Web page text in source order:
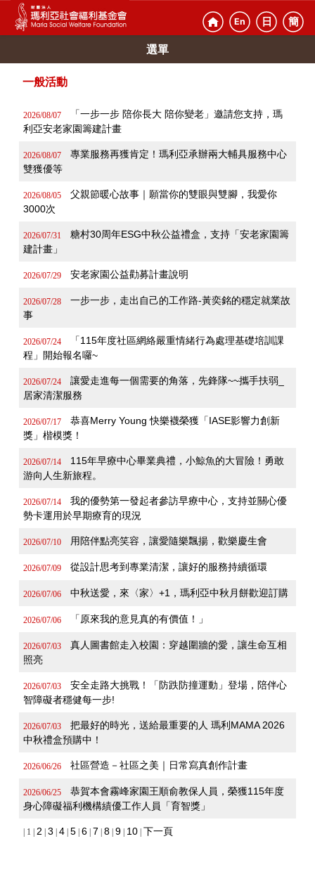
En 日 簡
選單
一般活動
2026/08/07
「一步一步 陪你長大 陪你變老」邀請您支持，瑪
利亞安老家園籌建計畫
2026/08/07
專業服務再獲肯定！瑪利亞承辦兩大輔具服務中心
雙獲優等
2026/08/05
父親節暖心故事｜願當你的雙眼與雙腳，我愛你
3000次
2026/07/31
糖村30周年ESG中秋公益禮盒，支持「安老家園籌
建計畫」
2026/07/29 安老家園公益勸募計畫說明
2026/07/28
一步一步，走出自己的工作路-黃奕銘的穩定就業故
事
2026/07/24
「115年度社區網絡嚴重情緒行為處理基礎培訓課
程」開始報名囉~
2026/07/24
讓愛走進每一個需要的角落，先鋒隊~~攜手扶弱_
居家清潔服務
2026/07/17
恭喜Merry Young 快樂襪榮獲「IASE影響力創新
獎」楷模獎！
2026/07/14
115年早療中心畢業典禮，小鯨魚的大冒險！勇敢
游向人生新旅程。
2026/07/14
我的優勢第一發起者參訪早療中心，支持並關心優
勢卡運用於早期療育的現況
2026/07/10 用陪伴點亮笑容，讓愛隨樂飄揚，歡樂慶生會
2026/07/09 從設計思考到專業清潔，讓好的服務持續循環
2026/07/06 中秋送愛，來〈家〉+1，瑪利亞中秋月餅歡迎訂購
2026/07/06 「原來我的意見真的有價值！」
2026/07/03
真人圖書館走入校園：穿越圍牆的愛，讓生命互相
照亮
2026/07/03
安全走路大挑戰！「防跌防撞運動」登場，陪伴心
智障礙者穩健每一步!
2026/07/03
把最好的時光，送給最重要的人 瑪利MAMA 2026
中秋禮盒預購中！
2026/06/26 社區營造－社區之美｜日常寫真創作計畫
2026/06/25
恭賀本會霧峰家園王順俞教保人員，榮獲115年度
身心障礙福利機構績優工作人員「育智獎」
| 1 | 2 3 4 5 6 7 8 9 10 下一頁